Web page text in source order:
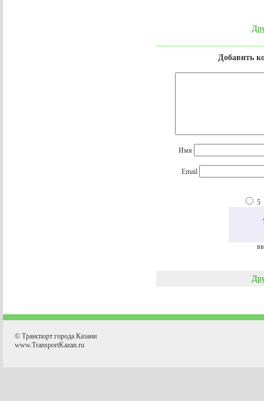
Добавить
Имя
Email
5
© Транспорт города Казани
www.TransportKazan.ru